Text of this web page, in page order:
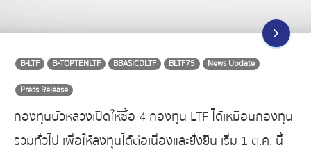
B-LTF B-TOPTENLTF BBASICDLTF BLTF75
News Update
Press Release
กองทุนบัวหลวงเปิดให้ซื้อ 4 กองทุน LTF ได้เหมือนกองทุน
รวมทั่วไป เพื่อให้ลงทุนได้ต่อเนื่องและยั่งยืน เริ่ม 1 ต.ค. นี้